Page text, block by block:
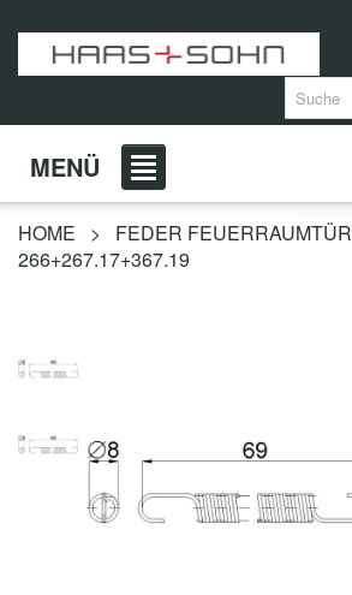
MENÜ
HOME >
FEDER FEUERRAUMTÜR
266+267.17+367.19